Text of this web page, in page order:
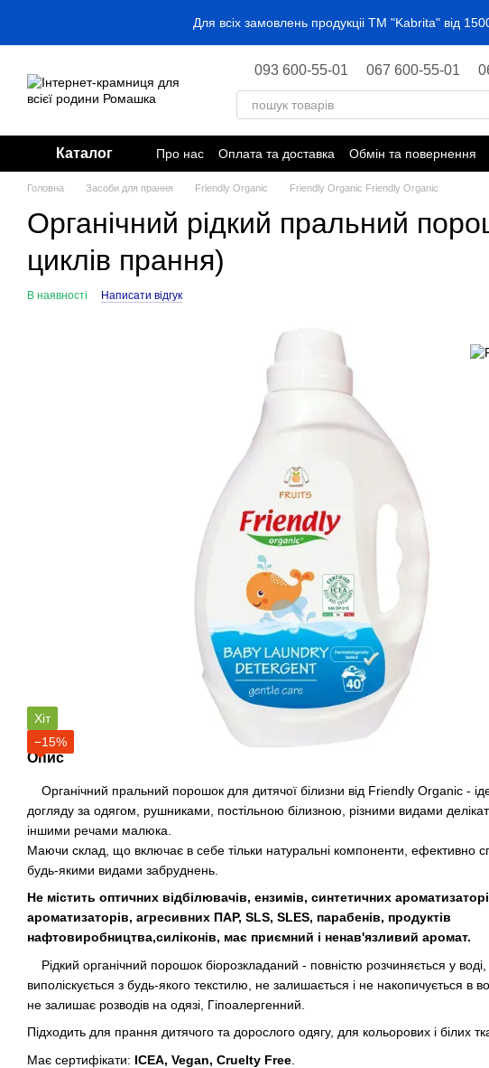
Для всіх замовлень продукціі ТМ "Kabrita" від
093 600-55-01 067 600-55-01
Каталог Про нас Оплата та доставка Обмін та повернення
Головна Засоби для прання Friendly Organic Friendly Organic Friendly Organic
Органічний рідкий пральний
циклів прання)
В наявності Написати відгук
Хіт
−15%
Опис
Органічний пральний порошок для дитячої білизни від Friendly Organic -
догляду за одягом, рушниками, постільною білизною, різними видами
іншими речами малюка.
Маючи склад, що включає в себе тільки натуральні компоненти, ефективно
будь-якими видами забруднень.
Не містить оптичних відбілювачів, ензимів, синтетичних
ароматизаторів, агресивних ПАР, SLS, SLES, парабенів, продуктів
нафтовиробництва,силіконів, має приємний і ненав'язливий аромат.
Рідкий органічний порошок біорозкладаний - повністю розчиняється у
виполіскується з будь-якого текстилю, не залишається і не накопичується в
не залишає розводів на одязі, Гіпоалергенний.
Підходить для прання дитячого та дорослого одягу, для кольорових і білих
Має сертифікати: ICEA, Vegan, Cruelty Free